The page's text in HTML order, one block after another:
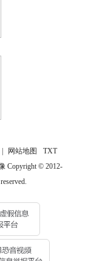
网站地图
TXT
Copyright © 2012-